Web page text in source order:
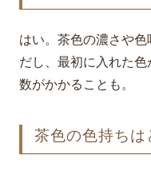
はい。茶色の濃さや
だし、最初に入れた
数がかかることも。
茶色の色持ちは